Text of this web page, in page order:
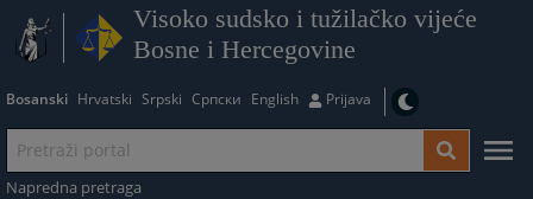
Visoko sudsko i tužilačko vijeće
Bosne i Hercegovine
Bosanski Hrvatski Srpski Српски English Prijava
Napredna pretraga